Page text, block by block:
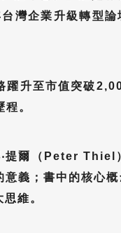
灣企業升級轉型論
躍升至市值突破
。
提爾（Peter Thiel
義；書中的核心
維。